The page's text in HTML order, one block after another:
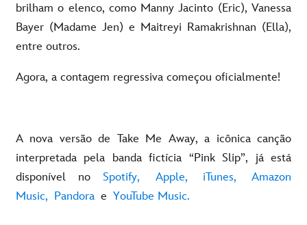
brilham o elenco, como Manny Jacinto (Eric), Vanessa
Bayer (Madame Jen) e Maitreyi Ramakrishnan (Ella),
entre outros.
Agora, a contagem regressiva começou oficialmente!
A nova versão de Take Me Away, a icônica canção
interpretada pela banda fictícia “Pink Slip”, já está
disponível noSpotify, Apple, iTunes,Amazon
Music, Pandora e YouTube Music.